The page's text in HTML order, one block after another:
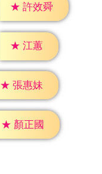
★ 許效舜
★ 江蕙
★ 張惠妹
★ 顏正國